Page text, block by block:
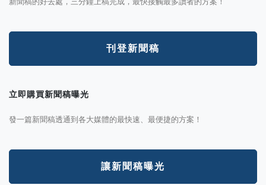
刊登新聞稿
立即購買新聞稿曝光
發一篇新聞稿透通到各大媒體的最快速、最便捷的方案！
讓新聞稿曝光